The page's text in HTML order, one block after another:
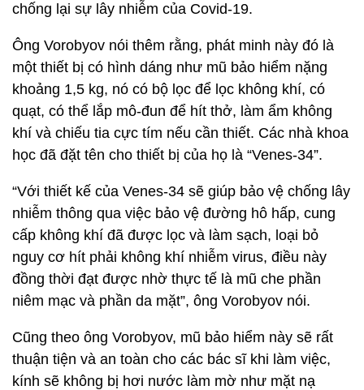
chống lại sự lây nhiễm của Covid-19.
Ông Vorobyov nói thêm rằng, phát minh này đó là
một thiết bị có hình dáng như mũ bảo hiểm nặng
khoảng 1,5 kg, nó có bộ lọc để lọc không khí, có
quạt, có thể lắp mô-đun để hít thở, làm ẩm không
khí và chiếu tia cực tím nếu cần thiết. Các nhà khoa
học đã đặt tên cho thiết bị của họ là “Venes-34”.
“Với thiết kế của Venes-34 sẽ giúp bảo vệ chống lây
nhiễm thông qua việc bảo vệ đường hô hấp, cung
cấp không khí đã được lọc và làm sạch, loại bỏ
nguy cơ hít phải không khí nhiễm virus, điều này
đồng thời đạt được nhờ thực tế là mũ che phần
niêm mạc và phần da mặt”, ông Vorobyov nói.
Cũng theo ông Vorobyov, mũ bảo hiểm này sẽ rất
thuận tiện và an toàn cho các bác sĩ khi làm việc,
kính sẽ không bị hơi nước làm mờ như mặt nạ